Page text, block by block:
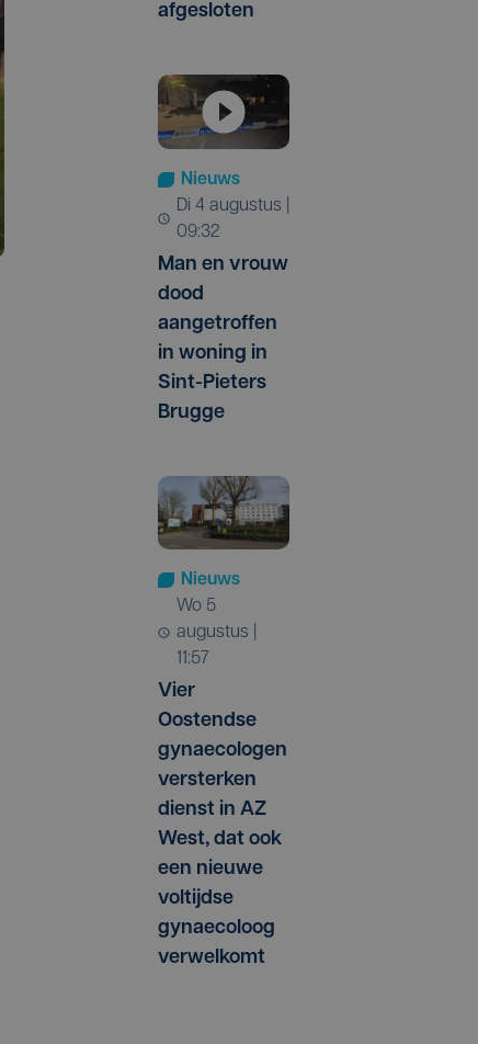
afgesloten
Nieuws
di 4 augustus |
09:32
Man en vrouw
dood
aangetroffen
in woning in
Sint-Pieters
Brugge
Nieuws
wo 5
augustus |
11:57
Vier
Oostendse
gynaecologen
versterken
dienst in AZ
West, dat ook
een nieuwe
voltijdse
gynaecoloog
verwelkomt